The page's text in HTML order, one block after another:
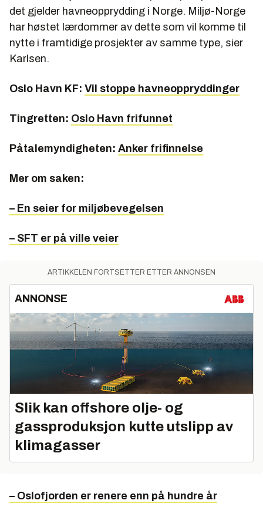
det gjelder havneopprydding i Norge. Miljø-Norge
har høstet lærdommer av dette som vil komme til
nytte i framtidige prosjekter av samme type, sier
Karlsen.
Oslo Havn KF: Vil stoppe havneoppryddinger
Tingretten: Oslo Havn frifunnet
Påtalemyndigheten: Anker frifinnelse
Mer om saken:
– En seier for miljøbevegelsen
– SFT er på ville veier
ARTIKKELEN FORTSETTER ETTER ANNONSEN
ANNONSE
Slik kan offshore olje- og
gassproduksjon kutte utslipp av
klimagasser
– Oslofjorden er renere enn på hundre år